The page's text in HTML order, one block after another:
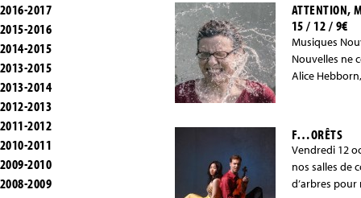
2016-2017
2015-2016
2014-2015
2013-2015
2013-2014
2012-2013
2011-2012
2010-2011
2009-2010
2008-2009
ATTENTION,
15 / 12 / 9€
Musiques
Nouvelles ne
Alice
F…ORÊTS
Vendredi 12
nos salles de
d’arbres pour